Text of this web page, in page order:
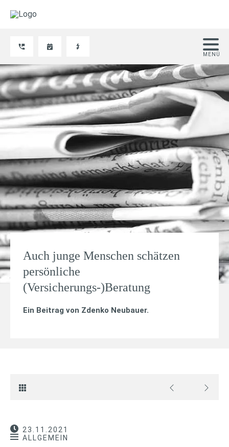
Auch junge Menschen schätzen
persönliche
(Versicherungs-)Beratung
Ein Beitrag von Zdenko Neubauer.
23.11.2021
ALLGEMEIN